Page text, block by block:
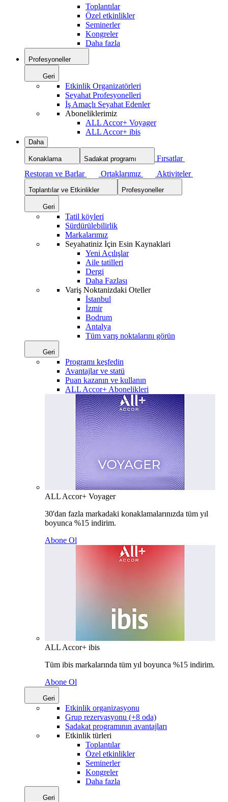
Toplantılar
Özel etkinlikler
Seminerler
Kongreler
Daha fazla
Profesyoneller
Geri
Etkinlik Organizatörleri
Seyahat Profesyonelleri
İş Amaçlı Seyahat Edenler
Aboneliklerimiz
ALL Accor+ Voyager
ALL Accor+ ibis
Daha
Konaklama Sadakat programı
Fırsatlar
Restoran ve Barlar
Ortaklarımız Aktiviteler
Toplantılar ve Etkinlikler Profesyoneller
Geri
Tatil köyleri
Sürdürülebilirlik
Markalarımız
Seyahatiniz İçin Esin Kaynaklari
Yeni Açılışlar
Aile tatilleri
Dergi
Daha Fazlası
Variş Noktanizdaki Oteller
İstanbul
İzmir
Bodrum
Antalya
Tüm varış noktalarını görün
Geri
Programı keşfedin
Avantajlar ve statü
Puan kazanın ve kullanın
ALL Accor+ Abonelikleri
ALL Accor+ Voyager
30'dan fazla markadaki konaklamalarınızda tüm yıl
boyunca %15 indirim.
Abone Ol
ALL Accor+ ibis
Tüm ibis markalarında tüm yıl boyunca %15 indirim.
Abone Ol
Geri
Etkinlik organizasyonu
Grup rezervasyonu (+8 oda)
Sadakat programının avantajları
Etkinlik türleri
Toplantılar
Özel etkinlikler
Seminerler
Kongreler
Daha fazla
Geri